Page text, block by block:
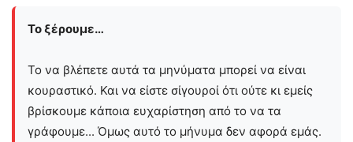
Το ξέρουμε…
Το να βλέπετε αυτά τα μηνύματα μπορεί να είναι
κουραστικό. Και να είστε σίγουροί ότι ούτε κι εμείς
βρίσκουμε κάποια ευχαρίστηση από το να τα
γράφουμε... Όμως αυτό το μήνυμα δεν αφορά εμάς.